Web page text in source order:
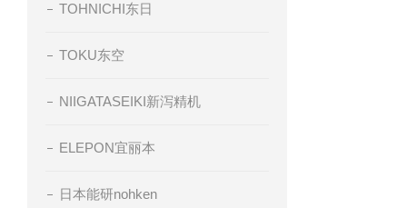
TOHNICHI东日
TOKU东空
NIIGATASEIKI新泻精机
ELEPON宜丽本
日本能研nohken